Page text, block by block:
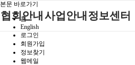
본문 바로가기
홈
English
로그인
회원가입
정보찾기
웹메일
협회안내
인사말
연혁
사업안내
단체지원사업
척수장애인재
정보센터